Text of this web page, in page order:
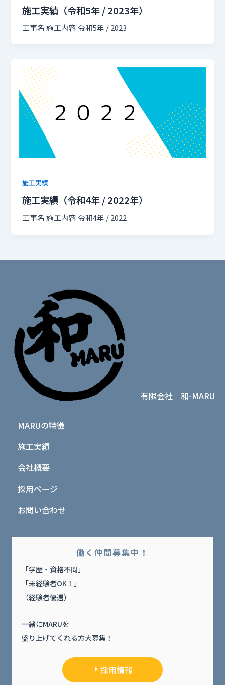
施工実績（令和5年 / 2023年）
工事名 施工内容 令和5年 / 2023
施工実績
施工実績（令和4年 / 2022年）
工事名 施工内容 令和4年 / 2022
有限会社 和-MARU
MARUの特徴
施工実績
会社概要
採用ページ
お問い合わせ
働く仲間募集中！
「学歴・資格不問」
「未経験者OK！」
（経験者優遇）
一緒にMARUを
盛り上げてくれる方大募集！
採用情報